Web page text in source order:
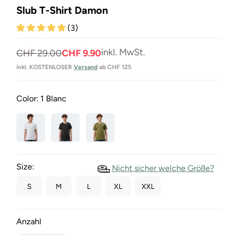
Modal
öffnen
Slub T-Shirt Damon
(3)
CHF 29.00CHF 9.90inkl. MwSt.
inkl. KOSTENLOSER Versand ab CHF 125
Color: 1 Blanc
Size: Nicht sicher welche Größe?
S M L XL XXL
Anzahl